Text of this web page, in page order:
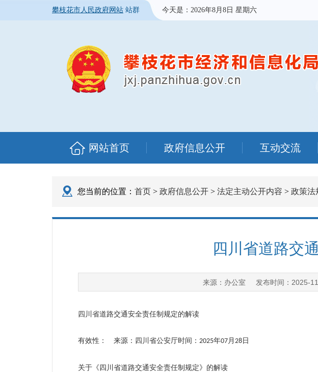
攀枝花市人民政府网站 站群 今天是： 2026年8月8日 星期六
网站首页 政府信息公开 互动交流
您当前的位置： 首页 > 政府信息公开 > 法定主动公开内容 > 政策法
四川省道路交
来源： 办公室 发布时间： 2025-
四川省道路交通安全责任制规定的解读
有效性： 来源：四川省公安厅时间： 2025年07月 28 日
关于《四川省道路交通安全责任制规定》的解读